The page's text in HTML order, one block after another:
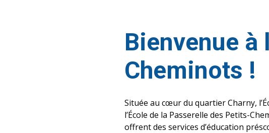
Bienvenue à
Cheminots !
Située au cœur du quartier Charny,
l’École de la Passerelle des Petits-
offrent des services d’éducation